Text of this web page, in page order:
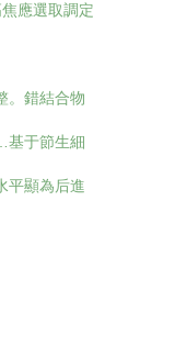
應選取調定
。錯結合物
基于節生細
平顯為后進